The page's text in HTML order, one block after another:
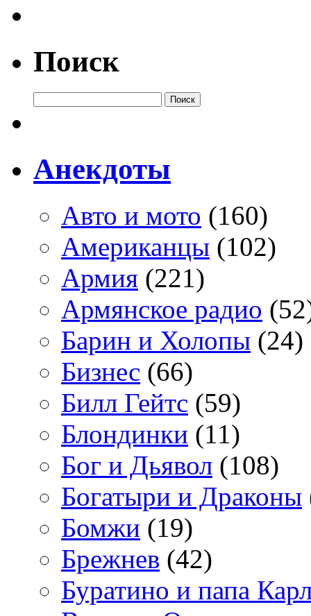
Поиск
Анекдоты
Авто и мото (160)
Американцы (102)
Армия (221)
Армянское радио
Барин и Холопы (24)
Бизнес (66)
Билл Гейтс (59)
Блондинки (11)
Бог и Дьявол (108)
Богатыри и Драконы
Бомжи (19)
Брежнев (42)
Буратино и папа